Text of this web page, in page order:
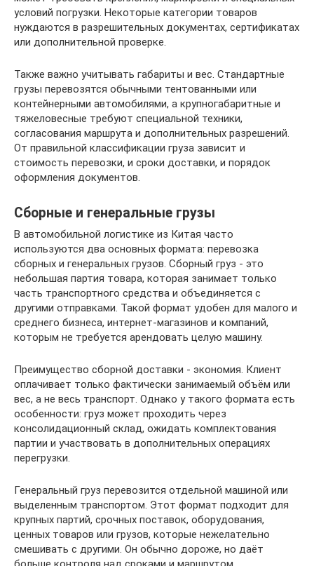
условий погрузки. Некоторые категории товаров
нуждаются в разрешительных документах, сертификатах
или дополнительной проверке.
Также важно учитывать габариты и вес. Стандартные
грузы перевозятся обычными тентованными или
контейнерными автомобилями, а крупногабаритные и
тяжеловесные требуют специальной техники,
согласования маршрута и дополнительных разрешений.
От правильной классификации груза зависит и
стоимость перевозки, и сроки доставки, и порядок
оформления документов.
Сборные и генеральные грузы
В автомобильной логистике из Китая часто
используются два основных формата: перевозка
сборных и генеральных грузов. Сборный груз - это
небольшая партия товара, которая занимает только
часть транспортного средства и объединяется с
другими отправками. Такой формат удобен для малого и
среднего бизнеса, интернет-магазинов и компаний,
которым не требуется арендовать целую машину.
Преимущество сборной доставки - экономия. Клиент
оплачивает только фактически занимаемый объём или
вес, а не весь транспорт. Однако у такого формата есть
особенности: груз может проходить через
консолидационный склад, ожидать комплектования
партии и участвовать в дополнительных операциях
перегрузки.
Генеральный груз перевозится отдельной машиной или
выделенным транспортом. Этот формат подходит для
крупных партий, срочных поставок, оборудования,
ценных товаров или грузов, которые нежелательно
смешивать с другими. Он обычно дороже, но даёт